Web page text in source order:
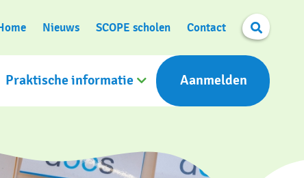
Nieuws SCOPE scholen Contact Search
Praktische informatie Aanmelden